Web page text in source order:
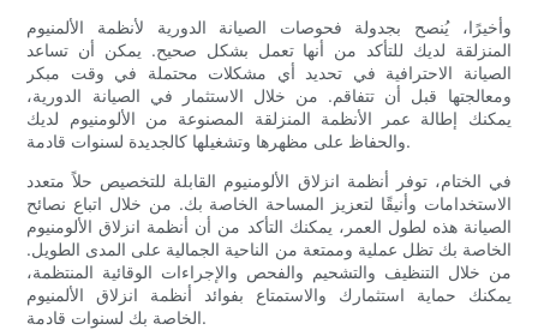
وأخيرًا، يُنصح بجدولة فحوصات الصيانة الدورية لأنظمة الألمنيوم
المنزلقة لديك للتأكد من أنها تعمل بشكل صحيح. يمكن أن تساعد
الصيانة الاحترافية في تحديد أي مشكلات محتملة في وقت مبكر
ومعالجتها قبل أن تتفاقم. من خلال الاستثمار في الصيانة الدورية،
يمكنك إطالة عمر الأنظمة المنزلقة المصنوعة من الألومنيوم لديك
والحفاظ على مظهرها وتشغيلها كالجديدة لسنوات قادمة.
في الختام، توفر أنظمة انزلاق الألومنيوم القابلة للتخصيص حلاً متعدد
الاستخدامات وأنيقًا لتعزيز المساحة الخاصة بك. من خلال اتباع نصائح
الصيانة هذه لطول العمر، يمكنك التأكد من أن أنظمة انزلاق الألومنيوم
الخاصة بك تظل عملية وممتعة من الناحية الجمالية على المدى الطويل.
من خلال التنظيف والتشحيم والفحص والإجراءات الوقائية المنتظمة،
يمكنك حماية استثمارك والاستمتاع بفوائد أنظمة انزلاق الألمنيوم
الخاصة بك لسنوات قادمة.